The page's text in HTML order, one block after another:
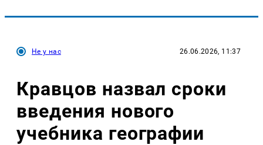
Не у нас 26.06.2026, 11:37
Кравцов назвал сроки
введения нового
учебника географии